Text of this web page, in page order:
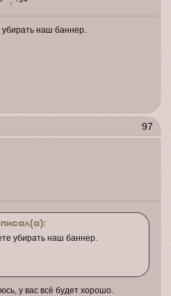
наш баннер.
97
убирать наш баннер.
у вас всё будет хорошо.